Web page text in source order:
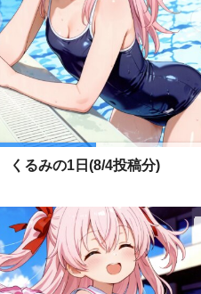
くるみの1日(8/4投稿分)